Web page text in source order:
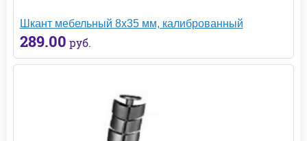
Шкант мебельный 8х35 мм, калиброванный
289.00 руб.